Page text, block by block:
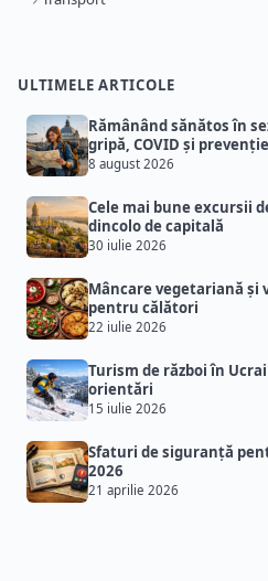
ULTIMELE ARTICOLE
Rămânând sănătos în
gripă, COVID și prevenție
8 august 2026
Cele mai bune excursii
dincolo de capitală
30 iulie 2026
Mâncare vegetariană și
pentru călători
22 iulie 2026
Turism de război în
orientări
15 iulie 2026
Sfaturi de siguranță
2026
21 aprilie 2026